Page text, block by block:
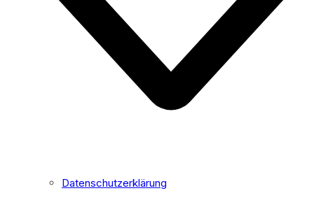
Datenschutzerklärung